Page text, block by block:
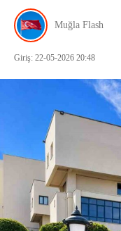
Muğla Flash
Giriş: 22-05-2026 20:48